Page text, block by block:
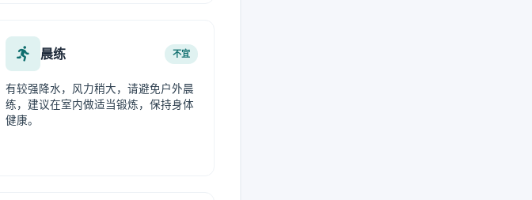
晨练 不宜
有较强降水，风力稍大，请避免户外晨
练，建议在室内做适当锻炼，保持身体
健康。